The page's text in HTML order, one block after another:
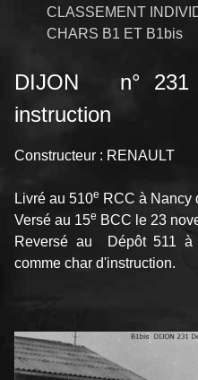
CLASSEMENT
CHARS B1 ET B1bis
DIJON n°
instruction
Constructeur : RENAULT
Livré au 510e RCC à Nancy
Versé au 15e BCC le 23
Reversé au Dépôt 511 à
comme char d'instruction.